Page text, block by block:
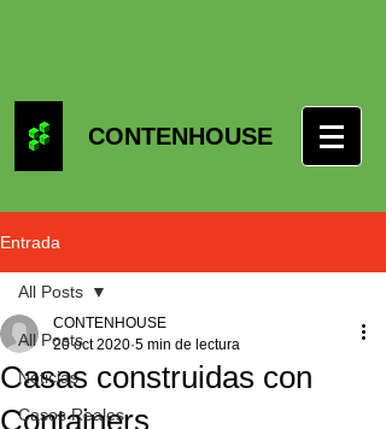
CONTENHOUSE
Entrada
All Posts
Noticias
Casos Reales
All Posts
Casas construidas con
Containers
CONTENHOUSE
20 oct 2020 5 min de lectura